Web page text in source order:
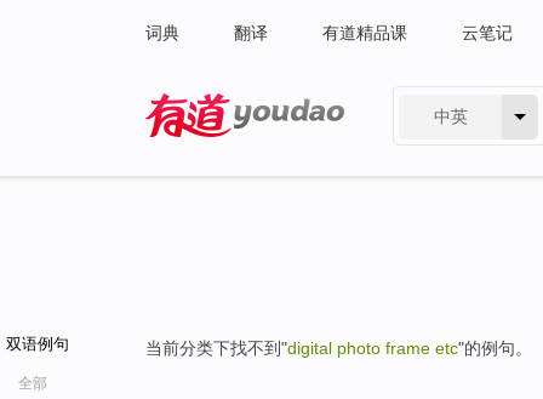
词典 翻译 有道精品课 云笔记
中英
双语例句
全部
当前分类下找不到"digital photo frame etc"的例句。